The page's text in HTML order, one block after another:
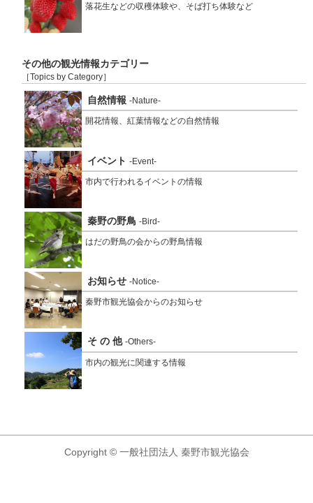
落花生などの収穫体験や、そば打ち体験など
その他の観光情報カテゴリー
［Topics by Category］
自然情報 -Nature-
開花情報、紅葉情報などの自然情報
イベント -Event-
市内で行われるイベントの情報
秦野の野鳥 -Bird-
はだの野鳥の会からの野鳥情報
お知らせ -Notice-
秦野市観光協会からのお知らせ
そ の 他 -Others-
市内の観光に関連する情報
Copyright © 一般社団法人 秦野市観光協会